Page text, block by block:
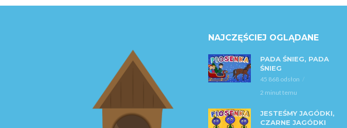
NAJCZĘŚCIEJ OGLĄDANE
PADA ŚNIEG, PADA
ŚNIEG
45 868 odsłon
2 minut temu
JESTEŚMY JAGÓDKI,
CZARNE JAGÓDKI